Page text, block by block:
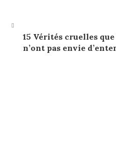
15 Vérités cruelles
n’ont pas envie